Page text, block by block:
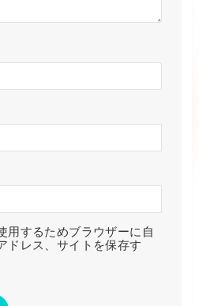
用するためブラウザーに自
ドレス、サイトを保存す